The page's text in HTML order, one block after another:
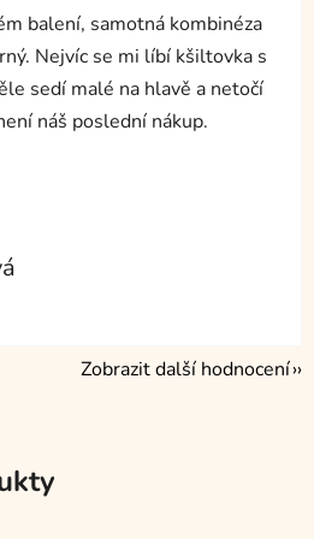
balení, samotná kombinéza
Nejvíc se mi líbí kšiltovka s
sedí malé na hlavě a netočí
náš poslední nákup.
z 5 hvězdiček.
z 5 hvězdiček.
Zobrazit další hodnocení